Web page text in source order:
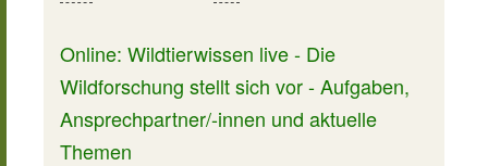
Online: Wildtierwissen live - Die
Wildforschung stellt sich vor - Aufgaben,
Ansprechpartner/-innen und aktuelle
Themen